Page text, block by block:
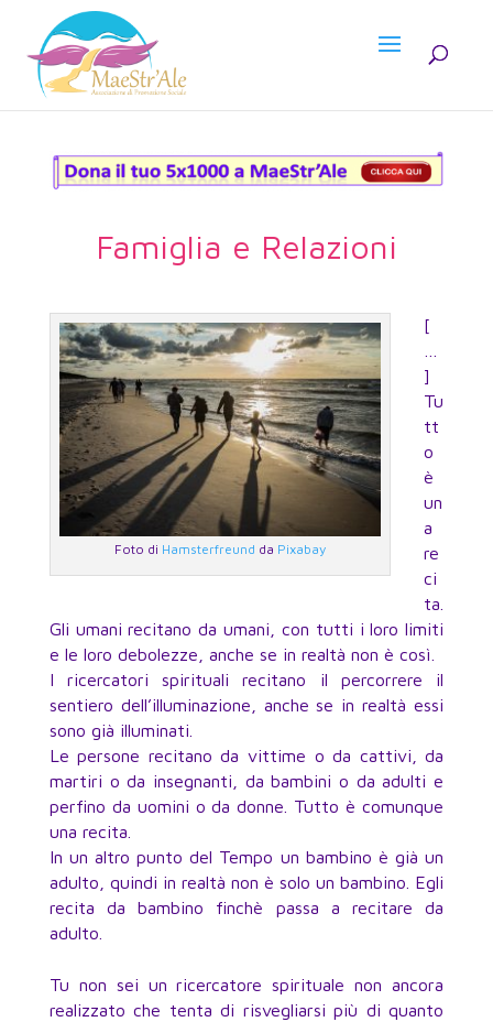
Famiglia e Relazioni
Foto di Hamsterfreund da Pixabay
[
]
Tu
tt
o
è
un
a
re
ci
ta.
Gli umani recitano da umani, con tutti i loro limiti
e le loro debolezze, anche se in realtà non è così.
I ricercatori spirituali recitano il percorrere il
sentiero dell’illuminazione, anche se in realtà essi
sono già illuminati.
Le persone recitano da vittime o da cattivi, da
martiri o da insegnanti, da bambini o da adulti e
perfino da uomini o da donne. Tutto è comunque
una recita.
In un altro punto del Tempo un bambino è già un
adulto, quindi in realtà non è solo un bambino. Egli
recita da bambino finchè passa a recitare da
adulto.
Tu non sei un ricercatore spirituale non ancora
realizzato che tenta di risvegliarsi più di quanto